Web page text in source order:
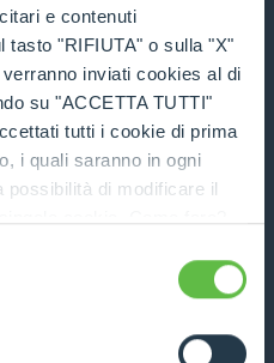
e contenuti
tasto "RIFIUTA" o sulla "X"
inviati cookies al di
su "ACCETTA TUTTI"
tutti i cookie di prima
i quali saranno in ogni
possibilità di modificare il
il suo consenso" e
footer presente in ogni
COMPARER